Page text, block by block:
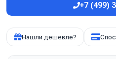
+7 (499)
Нашли дешевле?